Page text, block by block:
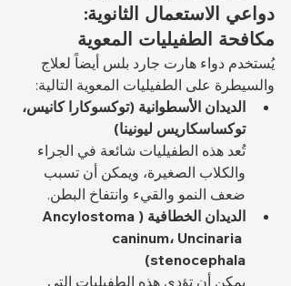
دواعي الاستعمال الثانوية:
مكافحة الطفيليات المعوية
يُستخدم دواء هارت جارد بلس أيضاً لعلاج
والسيطرة على الطفيليات المعوية التالية:
الديدان الأسطوانية (توكسوكارا كانيس،
توكساسكاريس ليونينا)
تُعد هذه الطفيليات شائعة في الجراء
والكلاب الصغيرة، ويمكن أن تسبب
ضعف النمو والقيء وانتفاخ البطن.
الديدان الخطافية (Ancylostoma
caninum، Uncinaria
stenocephala)
يمكن أن تؤدي هذه الطفيليات التي